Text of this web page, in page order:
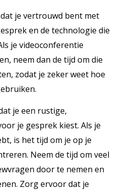
je vertrouwd bent met
en de technologie die
je videoconferentie
neem dan de tijd om die
zodat je zeker weet hoe
je een rustige,
je gesprek kiest. Als je
is het tijd om je op je
Neem de tijd om veel
door te nemen en
Zorg ervoor dat je